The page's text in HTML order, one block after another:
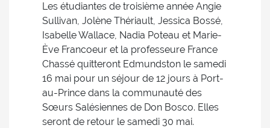
Les étudiantes de troisième année Angie
Sullivan, Jolène Thériault, Jessica Bossé,
Isabelle Wallace, Nadia Poteau et Marie-
Ève Francoeur et la professeure France
Chassé quitteront Edmundston le samedi
16 mai pour un séjour de 12 jours à Port-
au-Prince dans la communauté des
Sœurs Salésiennes de Don Bosco. Elles
seront de retour le samedi 30 mai.